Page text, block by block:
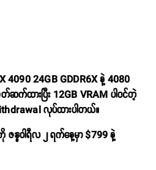
4090 24GB GDDR6X နဲ့ 4080
ဆက်ထားပြီး 12GB VRAM ပါဝင်တဲ့
လုပ်ထားပါတယ်။
န္နဝါရီလ ၂ ရက်နေ့မှာ $799 နဲ့